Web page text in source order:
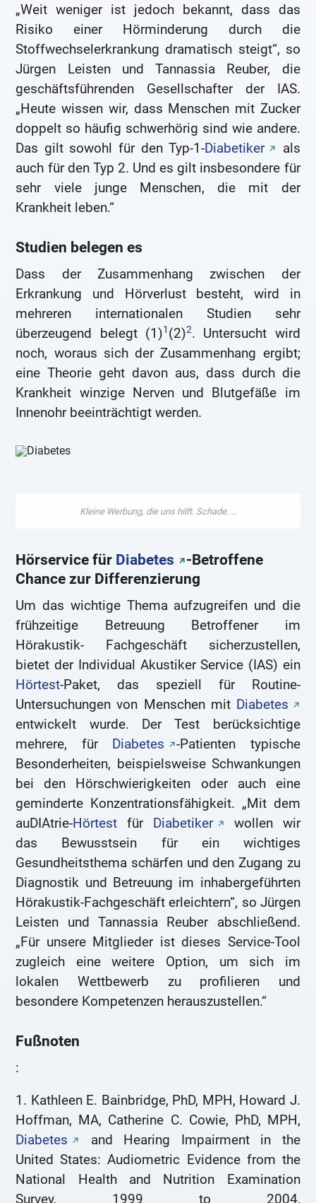
„Weit weniger ist jedoch bekannt, dass das
Risiko einer Hörminderung durch die
Stoffwechselerkrankung dramatisch steigt“, so
Jürgen Leisten und Tannassia Reuber, die
geschäftsführenden Gesellschafter der IAS.
„Heute wissen wir, dass Menschen mit Zucker
doppelt so häufig schwerhörig sind wie andere.
Das gilt sowohl für den Typ-1-Diabetiker
als
auch für den Typ 2. Und es gilt insbesondere für
sehr viele junge Menschen, die mit der
Krankheit leben.“
Studien belegen es
Dass der Zusammenhang zwischen der
Erkrankung und Hörverlust besteht, wird in
mehreren internationalen Studien sehr
überzeugend belegt (1)1 (2)2. Untersucht wird
noch, woraus sich der Zusammenhang ergibt;
eine Theorie geht davon aus, dass durch die
Krankheit winzige Nerven und Blutgefäße im
Innenohr beeinträchtigt werden.
Hörservice für Diabetes
-Betroffene
Chance zur Differenzierung
Um das wichtige Thema aufzugreifen und die
frühzeitige Betreuung Betroffener im
Hörakustik- Fachgeschäft sicherzustellen,
bietet der Individual Akustiker Service (IAS) ein
Hörtest-Paket, das speziell für Routine-
Untersuchungen von Menschen mit Diabetes
entwickelt wurde. Der Test berücksichtige
mehrere, für Diabetes
-Patienten typische
Besonderheiten, beispielsweise Schwankungen
bei den Hörschwierigkeiten oder auch eine
geminderte Konzentrationsfähigkeit. „Mit dem
auDIAtrie-Hörtest für Diabetiker
wollen wir
das Bewusstsein für ein wichtiges
Gesundheitsthema schärfen und den Zugang zu
Diagnostik und Betreuung im inhabergeführten
Hörakustik-Fachgeschäft erleichtern“, so Jürgen
Leisten und Tannassia Reuber abschließend.
„Für unsere Mitglieder ist dieses Service-Tool
zugleich eine weitere Option, um sich im
lokalen Wettbewerb zu profilieren und
besondere Kompetenzen herauszustellen.“
Fußnoten
:
1. Kathleen E. Bainbridge, PhD, MPH, Howard J.
Hoffman, MA, Catherine C. Cowie, PhD, MPH,
Diabetes
and Hearing Impairment in the
United States: Audiometric Evidence from the
National Health and Nutrition Examination
Survey, 1999 to 2004,